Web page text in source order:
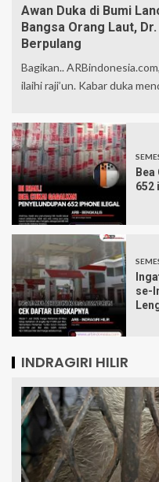
Awan Duka di Bumi
Bangsa Orang Laut,
Berpulang
Bagikan..
ilaihi raji’un. Kabar duka
652
se-
INDRAGIRI HILIR